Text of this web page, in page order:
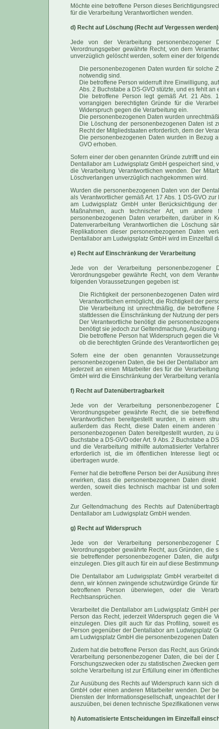
Möchte eine betroffene Person dieses
für die Verarbeitung Verantwortlichen wenden.
d) Recht auf Löschung (Recht auf Vergessen werden)
Jede von der Verarbeitung
Verordnungsgeber gewährte Recht, von dem
unverzüglich gelöscht werden, sofern einer der
Die personenbezogenen Daten wurden für solche
notwendig sind.
Die betroffene Person widerruft ihre Einwilligung,
Abs. 2 Buchstabe a DS-GVO stützte, und es fehlt
Die betroffene Person legt gemäß Art. 21 Abs.
vorrangigen berechtigten Gründe für die
Widerspruch gegen die Verarbeitung ein.
Die personenbezogenen Daten wurden
Die Löschung der personenbezogenen Daten ist
Recht der Mitgliedstaaten erforderlich, dem der
Die personenbezogenen Daten wurden in Bezug
GVO erhoben.
Sofern einer der oben genannten Gründe zutrifft und
Dentallabor am Ludwigsplatz GmbH gespeichert
die Verarbeitung Verantwortlichen wenden. Der
Löschverlangen unverzüglich nachgekommen wird.
Wurden die personenbezogenen Daten von der
als Verantwortlicher gemäß Art. 17 Abs. 1 DS-GVO
am Ludwigsplatz GmbH unter Berücksichtigung
Maßnahmen, auch technischer Art, um andere
personenbezogenen Daten verarbeiten, darüber in
Datenverarbeitung Verantwortlichen die Löschung
Replikationen dieser personenbezogenen Daten
Dentallabor am Ludwigsplatz GmbH wird im Einzelfall
e) Recht auf Einschränkung der Verarbeitung
Jede von der Verarbeitung
Verordnungsgeber gewährte Recht, von dem
folgenden Voraussetzungen gegeben ist:
Die Richtigkeit der personenbezogenen Daten
Verantwortlichen ermöglicht, die Richtigkeit der
Die Verarbeitung ist unrechtmäßig, die
stattdessen die Einschränkung der Nutzung der
Der Verantwortliche benötigt die
benötigt sie jedoch zur Geltendmachung,
Die betroffene Person hat Widerspruch gegen die
ob die berechtigten Gründe des Verantwortlichen
Sofern eine der oben genannten
personenbezogenen Daten, die bei der Dentallabor
jederzeit an einen Mitarbeiter des für die
GmbH wird die Einschränkung der Verarbeitung
f) Recht auf Datenübertragbarkeit
Jede von der Verarbeitung
Verordnungsgeber gewährte Recht, die sie
Verantwortlichen bereitgestellt wurden, in einem
außerdem das Recht, diese Daten einem anderen
personenbezogenen Daten bereitgestellt wurden, zu
Buchstabe a DS-GVO oder Art. 9 Abs. 2 Buchstabe a
und die Verarbeitung mithilfe automatisierter
erforderlich ist, die im öffentlichen Interesse liegt
übertragen wurde.
Ferner hat die betroffene Person bei der Ausübung
erwirken, dass die personenbezogenen Daten
werden, soweit dies technisch machbar ist und
werden.
Zur Geltendmachung des Rechts auf
Dentallabor am Ludwigsplatz GmbH wenden.
g) Recht auf Widerspruch
Jede von der Verarbeitung
Verordnungsgeber gewährte Recht, aus Gründen,
sie betreffender personenbezogener Daten, die
einzulegen. Dies gilt auch für ein auf diese
Die Dentallabor am Ludwigsplatz GmbH verarbeitet
denn, wir können zwingende schutzwürdige Gründe
betroffenen Person überwiegen, oder die
Rechtsansprüchen.
Verarbeitet die Dentallabor am Ludwigsplatz GmbH
Person das Recht, jederzeit Widerspruch gegen die
einzulegen. Dies gilt auch für das Profiling, soweit
Person gegenüber der Dentallabor am Ludwigsplatz
am Ludwigsplatz GmbH die personenbezogenen
Zudem hat die betroffene Person das Recht, aus
Verarbeitung personenbezogener Daten, die bei der
Forschungszwecken oder zu statistischen Zwecken
solche Verarbeitung ist zur Erfüllung einer im
Zur Ausübung des Rechts auf Widerspruch kann sich
GmbH oder einen anderen Mitarbeiter wenden. Der
Diensten der Informationsgesellschaft, ungeachtet
auszuüben, bei denen technische Spezifikationen
h) Automatisierte Entscheidungen im Einzelfall